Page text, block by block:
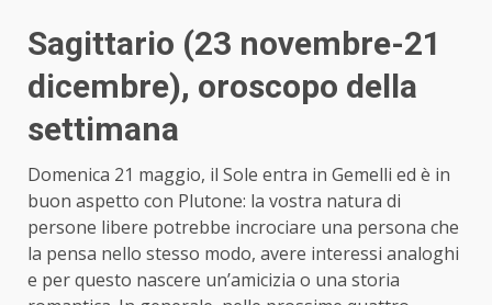
Sagittario (23 novembre-21
dicembre), oroscopo della
settimana
Domenica 21 maggio, il Sole entra in Gemelli ed è in
buon aspetto con Plutone: la vostra natura di
persone libere potrebbe incrociare una persona che
la pensa nello stesso modo, avere interessi analoghi
e per questo nascere un’amicizia o una storia